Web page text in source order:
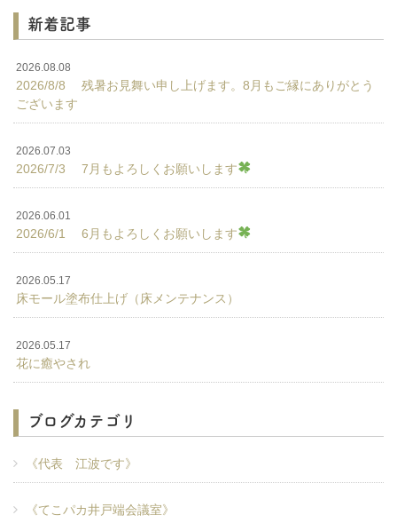
新着記事
2026.08.08
2026/8/8 残暑お見舞い申し上げます。8月もご縁にありがとう
ございます
2026.07.03
2026/7/3 7月もよろしくお願いします
2026.06.01
2026/6/1 6月もよろしくお願いします
2026.05.17
床モール塗布仕上げ（床メンテナンス）
2026.05.17
花に癒やされ
ブログカテゴリ
《代表 江波です》
《てこパカ井戸端会議室》